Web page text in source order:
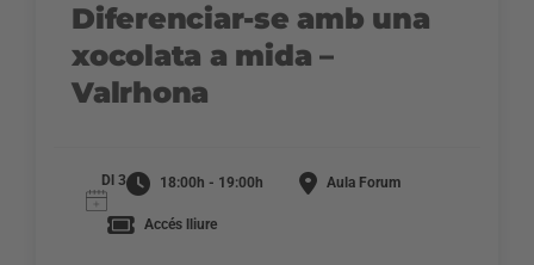
Diferenciar-se amb una
xocolata a mida –
Valrhona
Dl 3 18:00h - 19:00h Aula Forum
Accés lliure